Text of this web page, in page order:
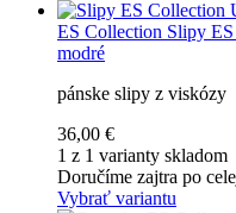
ES Collection Slipy
modré
pánske slipy z viskózy
36,00 €
1 z 1 varianty skladom
Doručíme zajtra po
Vybrať variantu